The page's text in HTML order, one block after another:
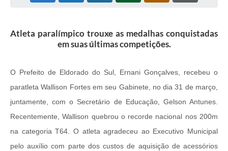
Atleta paralímpico trouxe as medalhas conquistadas
em suas últimas competições.
O Prefeito de Eldorado do Sul, Ernani Gonçalves, recebeu o
paratleta Wallison Fortes em seu Gabinete, no dia 31 de março,
juntamente, com o Secretário de Educação, Gelson Antunes.
Recentemente, Wallison quebrou o recorde nacional nos 200m
na categoria T64. O atleta agradeceu ao Executivo Municipal
pelo auxílio com parte dos custos de aquisição de acessórios